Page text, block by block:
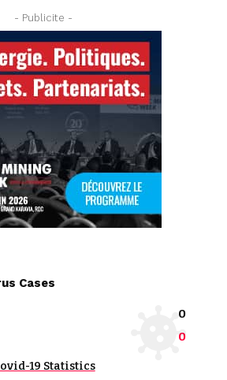
- Publicite -
Cases
0
0
19 Statistics